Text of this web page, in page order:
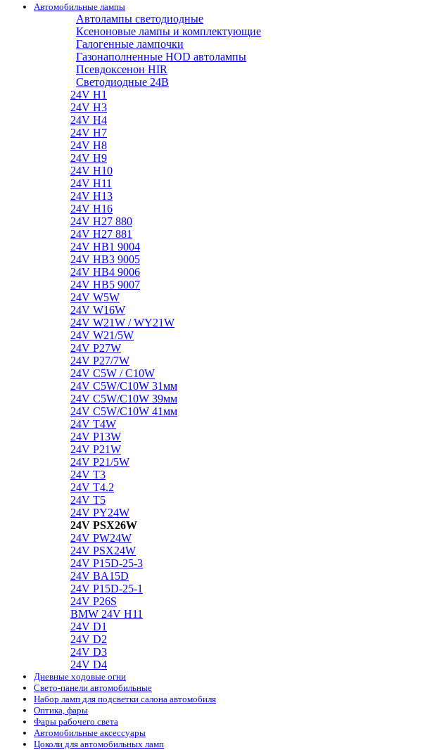
Автомобильные лампы
Автолампы светодиодные
Ксеноновые лампы и комплектующие
Галогенные лампочки
Газонаполненные HOD автолампы
Псевдоксенон HIR
Cветодиодные 24B
24V H1
24V H3
24V H4
24V H7
24V H8
24V H9
24V H10
24V H11
24V H13
24V H16
24V H27 880
24V H27 881
24V HB1 9004
24V HB3 9005
24V HB4 9006
24V HB5 9007
24V W5W
24V W16W
24V W21W / WY21W
24V W21/5W
24V P27W
24V P27/7W
24V C5W / C10W
24V C5W/C10W 31мм
24V C5W/C10W 39мм
24V C5W/C10W 41мм
24V T4W
24V P13W
24V P21W
24V P21/5W
24V T3
24V T4.2
24V T5
24V PY24W
24V PSX26W
24V PW24W
24V PSX24W
24V P15D-25-3
24V BA15D
24V P15D-25-1
24V P26S
BMW 24V H11
24V D1
24V D2
24V D3
24V D4
Дневные ходовые огни
Свето-панели автомобильные
Набор ламп для подсветки салона автомобиля
Оптика, фары
Фары рабочего света
Автомобильные аксессуары
Цоколи для автомобильных ламп